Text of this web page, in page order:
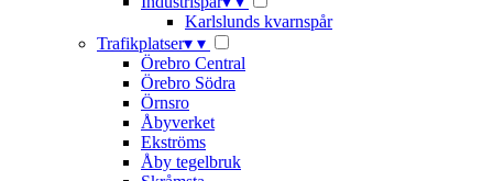
Karlslunds kvarnspår
Trafikplatser▾ ▾
Örebro Central
Örebro Södra
Örnsro
Åbyverket
Ekströms
Åby tegelbruk